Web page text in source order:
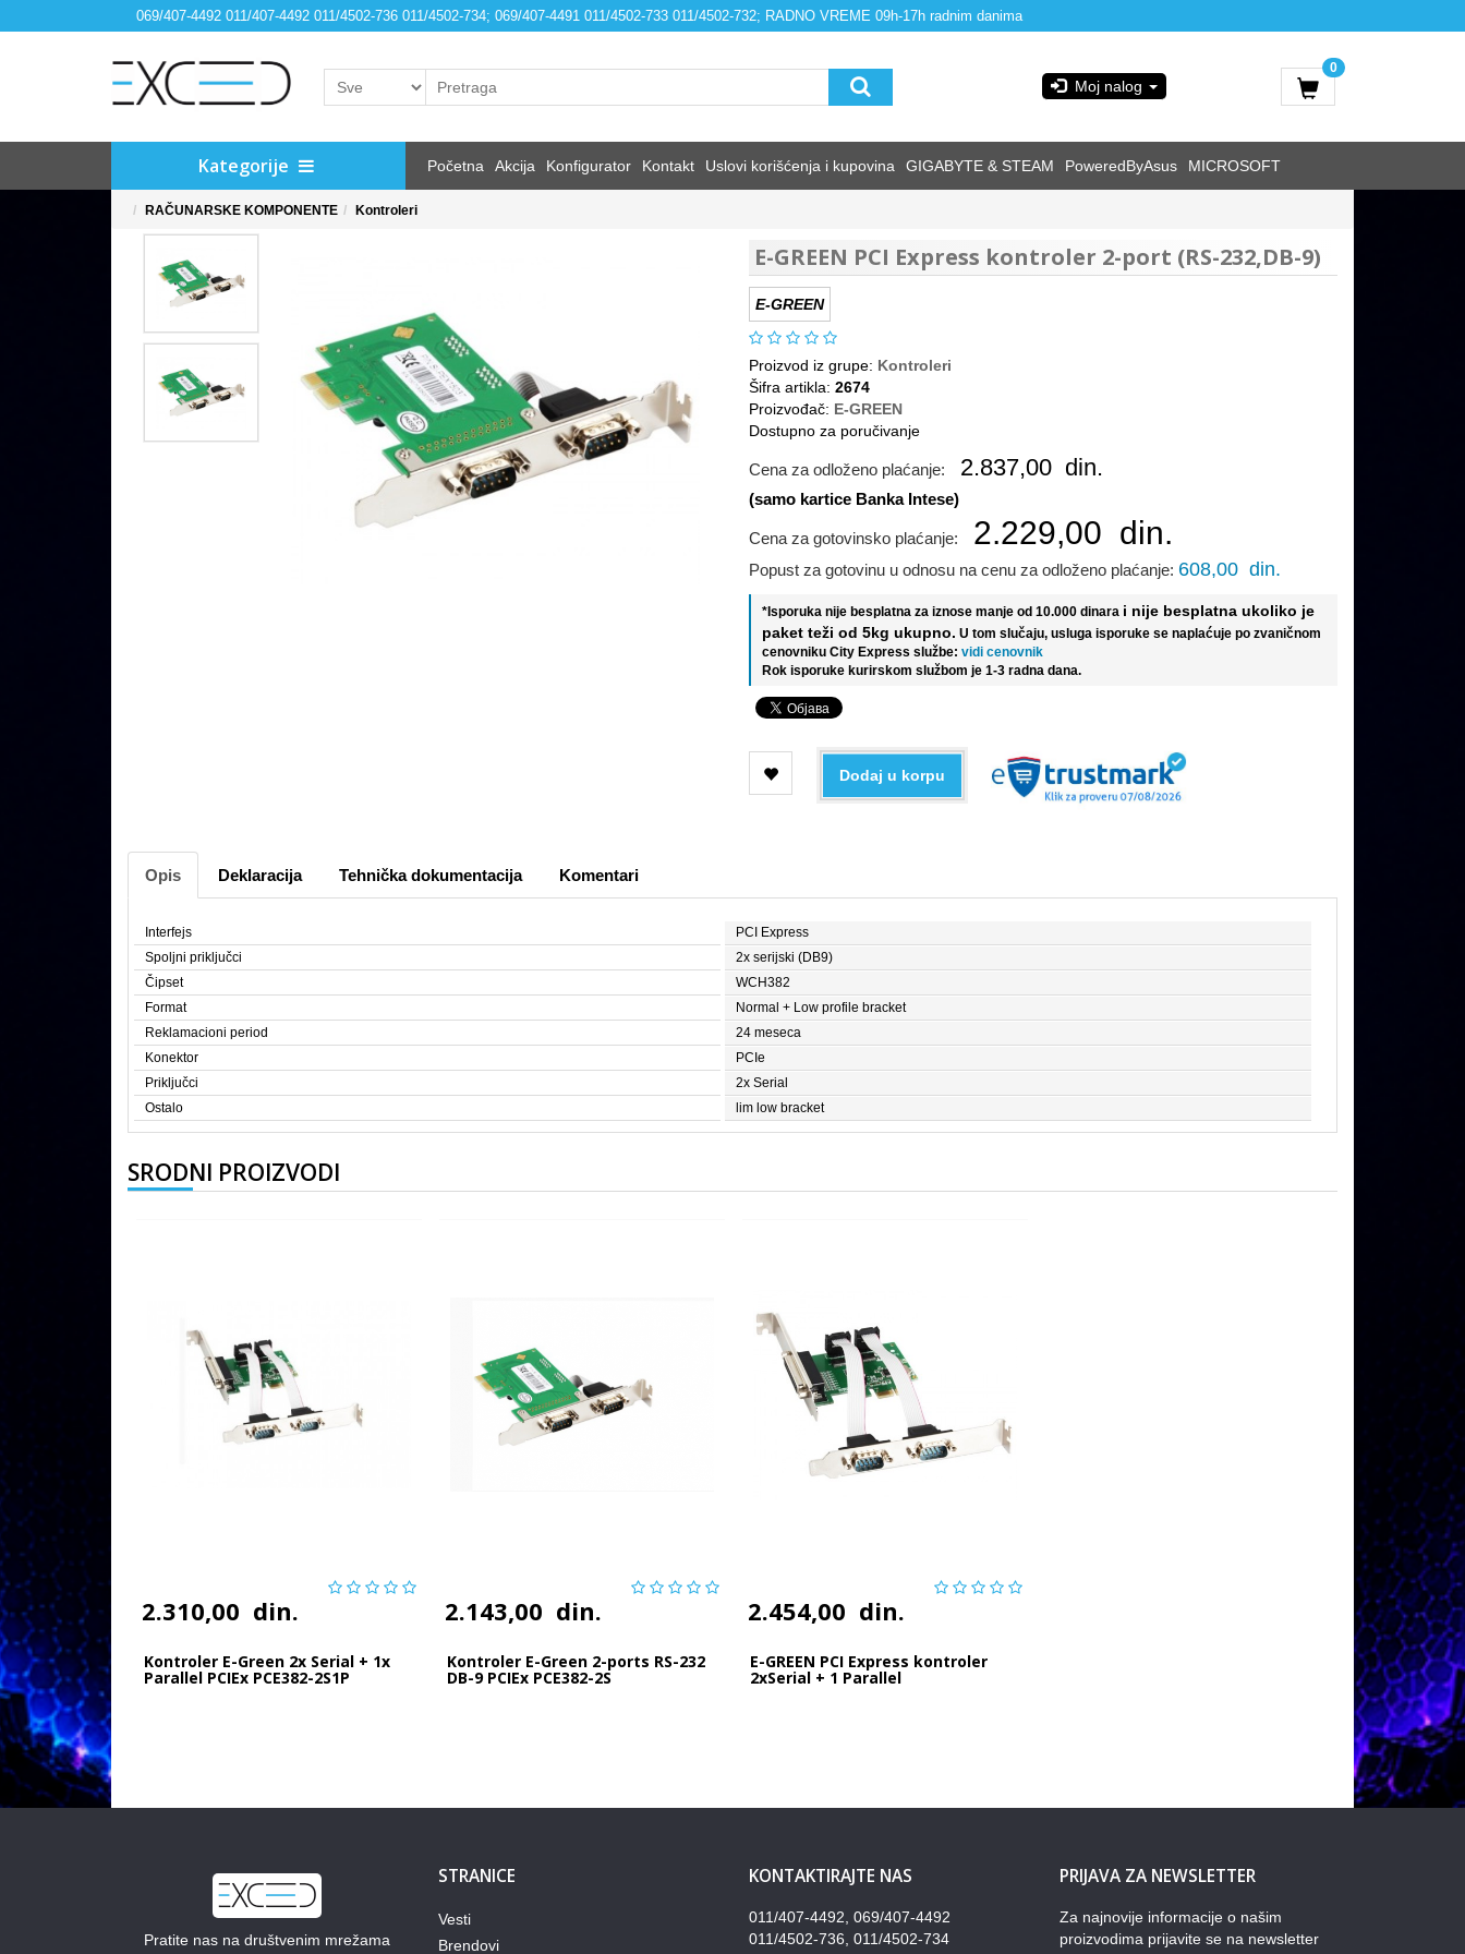
069/407-4492 011/407-4492 011/4502-736 011/4502-734; 069/407-4491 011/4502-733 011/4502-732; RADNO VREME 09h-17h radnim danima
Moj nalog
0
Kategorije Početna Akcija Konfigurator Kontakt Uslovi korišćenja i kupovina GIGABYTE & STEAM PoweredByAsus MICROSOFT
RAČUNARSKE KOMPONENTE Kontroleri
E-GREEN PCI Express kontroler 2-port (RS-232,DB-9)
E-GREEN
Proizvod iz grupe: Kontroleri
Šifra artikla: 2674
Proizvođač: E-GREEN
Dostupno za poručivanje
Cena za odloženo plaćanje: 2.837,00 din.
(samo kartice Banka Intese)
Cena za gotovinsko plaćanje: 2.229,00 din.
Popust za gotovinu u odnosu na cenu za odloženo plaćanje: 608,00 din.
*Isporuka nije besplatna za iznose manje od 10.000 dinara i nije besplatna ukoliko je
paket teži od 5kg ukupno. U tom slučaju, usluga isporuke se naplaćuje po zvaničnom
cenovniku City Express službe: vidi cenovnik
Rok isporuke kurirskom službom je 1-3 radna dana.
Dodaj u korpu
Opis Deklaracija Tehnička dokumentacija Komentari
Interfejs
PCI Express
Spoljni priključci
2x serijski (DB9)
Čipset
WCH382
Format
Normal + Low profile bracket
Reklamacioni period
24 meseca
Konektor
PCIe
Priključci
2x Serial
Ostalo
lim low bracket
SRODNI PROIZVODI
2.310,00 din.
Kontroler E-Green 2x Serial + 1x
Parallel PCIEx PCE382-2S1P
2.143,00 din.
Kontroler E-Green 2-ports RS-232
DB-9 PCIEx PCE382-2S
2.454,00 din.
E-GREEN PCI Express kontroler
2xSerial + 1 Parallel
Pratite nas na društvenim mrežama
STRANICE
Vesti
Brendovi
KONTAKTIRAJTE NAS
011/407-4492, 069/407-4492
011/4502-736, 011/4502-734
PRIJAVA ZA NEWSLETTER
Za najnovije informacije o našim
proizvodima prijavite se na newsletter